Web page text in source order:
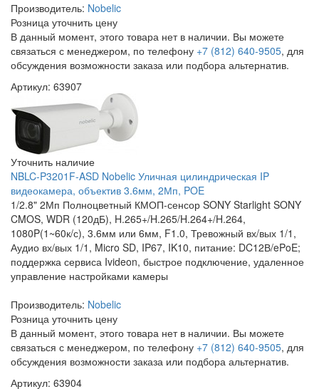
Производитель: Nobelic
Розница уточнить цену
В данный момент, этого товара нет в наличии. Вы можете
связаться с менеджером, по телефону +7 (812) 640-9505, для
обсуждения возможности заказа или подбора альтернатив.
Артикул: 63907
Уточнить наличие
NBLC-P3201F-ASD Nobelic Уличная цилиндрическая IP
видеокамера, объектив 3.6мм, 2Мп, POE
1/2.8" 2Мп Полноцветный КМОП-сенсор SONY Starlight SONY
CMOS, WDR (120дБ), H.265+/H.265/H.264+/H.264,
1080P(1~60к/с), 3.6мм или 6мм, F1.0, Тревожный вх/вых 1/1,
Аудио вх/вых 1/1, Micro SD, IP67, IK10, питание: DC12В/ePoE;
поддержка сервиса Ivideon, быстрое подключение, удаленное
управление настройками камеры
Производитель: Nobelic
Розница уточнить цену
В данный момент, этого товара нет в наличии. Вы можете
связаться с менеджером, по телефону +7 (812) 640-9505, для
обсуждения возможности заказа или подбора альтернатив.
Артикул: 63904